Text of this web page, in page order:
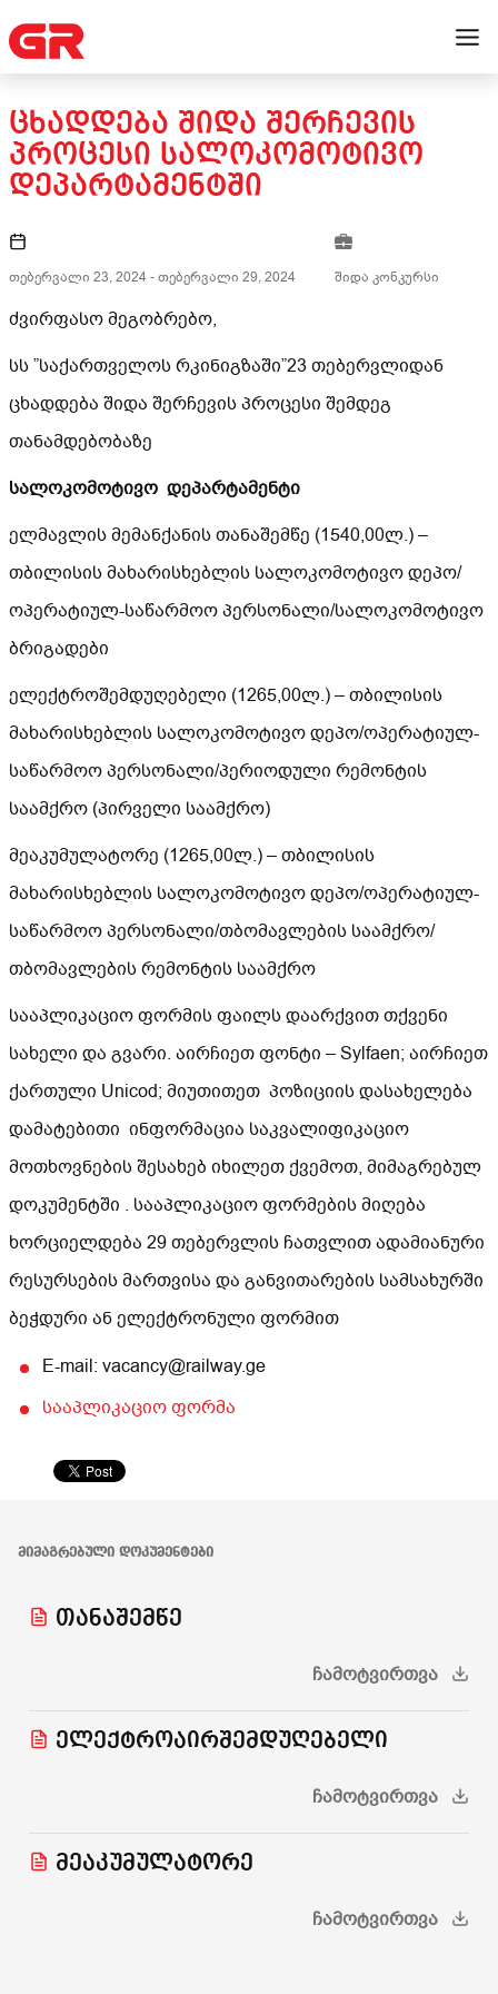
ᲪᲮᲐᲓᲓᲔᲑᲐ ᲨᲘᲓᲐ ᲨᲔᲠᲩᲔᲕᲘᲡ
ᲞᲠᲝᲪᲔᲡᲘ ᲡᲐᲚᲝᲙᲝᲛᲝᲢᲘᲕᲝ
ᲓᲔᲞᲐᲠᲢᲐᲛᲔᲜᲢᲨᲘ
თებერვალი 23, 2024 -თებერვალი 29, 2024 შიდა კონკურსი
ძვირფასო მეგობრებო,
სს ”საქართველოს რკინიგზაში”23 თებერვლიდან
ცხადდება შიდა შერჩევის პროცესი შემდეგ
თანამდებობაზე
სალოკომოტივო დეპარტამენტი
ელმავლის მემანქანის თანაშემწე (1540,00ლ.) –
თბილისის მახარისხებლის სალოკომოტივო დეპო/
ოპერატიულ-საწარმოო პერსონალი/სალოკომოტივო
ბრიგადები
ელექტროშემდუღებელი (1265,00ლ.) – თბილისის
მახარისხებლის სალოკომოტივო დეპო/ოპერატიულ-
საწარმოო პერსონალი/პერიოდული რემონტის
საამქრო (პირველი საამქრო)
მეაკუმულატორე (1265,00ლ.) – თბილისის
მახარისხებლის სალოკომოტივო დეპო/ოპერატიულ-
საწარმოო პერსონალი/თბომავლების საამქრო/
თბომავლების რემონტის საამქრო
სააპლიკაციო ფორმის ფაილს დაარქვით თქვენი
სახელი და გვარი. აირჩიეთ ფონტი – Sylfaen; აირჩიეთ
ქართული Unicod; მიუთითეთ პოზიციის დასახელება
დამატებითი ინფორმაცია საკვალიფიკაციო
მოთხოვნების შესახებ იხილეთ ქვემოთ, მიმაგრებულ
დოკუმენტში . სააპლიკაციო ფორმების მიღება
ხორციელდება 29 თებერვლის ჩათვლით ადამიანური
რესურსების მართვისა და განვითარების სამსახურში
ბეჭდური ან ელექტრონული ფორმით
E-mail: vacancy@railway.ge
სააპლიკაციო ფორმა
ᲛᲘᲛᲐᲒᲠᲔᲑᲣᲚᲘ ᲓᲝᲙᲣᲛᲔᲜᲢᲔᲑᲘ
თანაშემწე
ᲩᲐᲛᲝᲢᲕᲘᲠᲗᲕᲐ
ელექტროაირშემდუღებელი
ᲩᲐᲛᲝᲢᲕᲘᲠᲗᲕᲐ
მეაკუმულატორე
ᲩᲐᲛᲝᲢᲕᲘᲠᲗᲕᲐ